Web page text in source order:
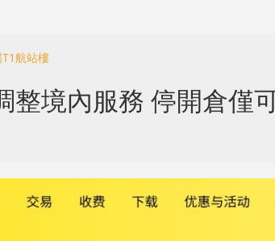
航站樓
境內服務 停開倉僅